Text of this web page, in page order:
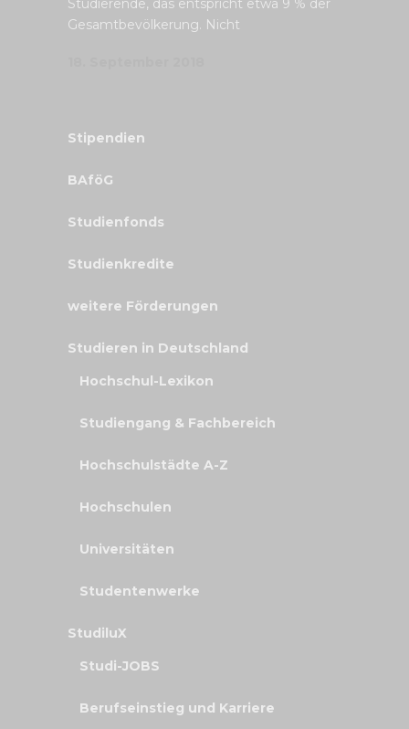
Studierende, das entspricht etwa 9 % der
Gesamtbevölkerung. Nicht
Stipendien
BAföG
Studienfonds
Studienkredite
weitere Förderungen
Studieren in Deutschland
Hochschul-Lexikon
Studiengang & Fachbereich
Hochschulstädte A-Z
Hochschulen
Universitäten
Studentenwerke
StudiluX
Studi-JOBS
Berufseinstieg und Karriere